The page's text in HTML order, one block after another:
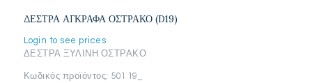
ΔΕΣΤΡΑ ΑΓΚΡΑΦΑ ΟΣΤΡΑΚΟ (D19)
Login to see prices
ΔΕΣΤΡΑ ΞΥΛΙΝΗ ΟΣΤΡΑΚΟ
Κωδικός προϊόντος: 501 19_